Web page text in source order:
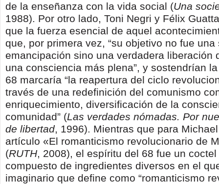
de la enseñanza con la vida social (Una
1988). Por otro lado, Toni Negri y Félix
que la fuerza esencial de aquel
que, por primera vez, “su objetivo no fue una
emancipación sino una verdadera liberación
una consciencia más plena”, y sostendrían
68 marcaría “la reapertura del ciclo
través de una redefinición del comunismo
enriquecimiento, diversificación de la
comunidad” (Las verdades nómadas. Por
de libertad, 1996). Mientras que para
artículo «El romanticismo revolucionario de
(RUTH, 2008), el espíritu del 68 fue un
compuesto de ingredientes diversos en el
imaginario que define como “romanticismo